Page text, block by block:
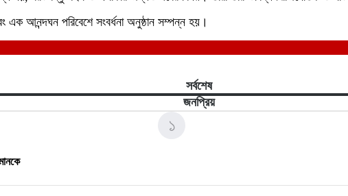
আনন্দঘন পরিবেশে সংবর্ধনা অনুষ্ঠান সম্পন্ন হয়।
সর্বশেষ
জনপ্রিয়
১